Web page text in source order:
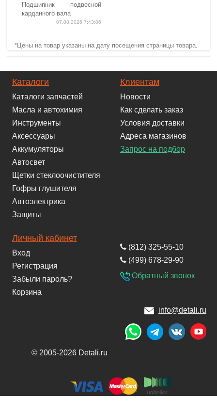
Подшипник подвесной
карданного вала
07.08.2026 7:43:06
*Цены на товар указаны на дату посещения страницы товара.
Каталоги
Каталоги запчастей
Масла и автохимия
Инструменты
Аксессуары
Аккумуляторы
Автосвет
Щетки стеклоочистителя
Гофры глушителя
Автоэлектрика
Защиты
Клиентам
Новости
Как сделать заказ
Условия доставки
Адреса магазинов
Запрос на подбор
Личный кабинет
Вход
Регистрация
Забыли пароль?
Корзина
(812) 325-55-10
(499) 678-29-90
Обратный звонок
info@detali.ru
© 2005-2026 Detali.ru